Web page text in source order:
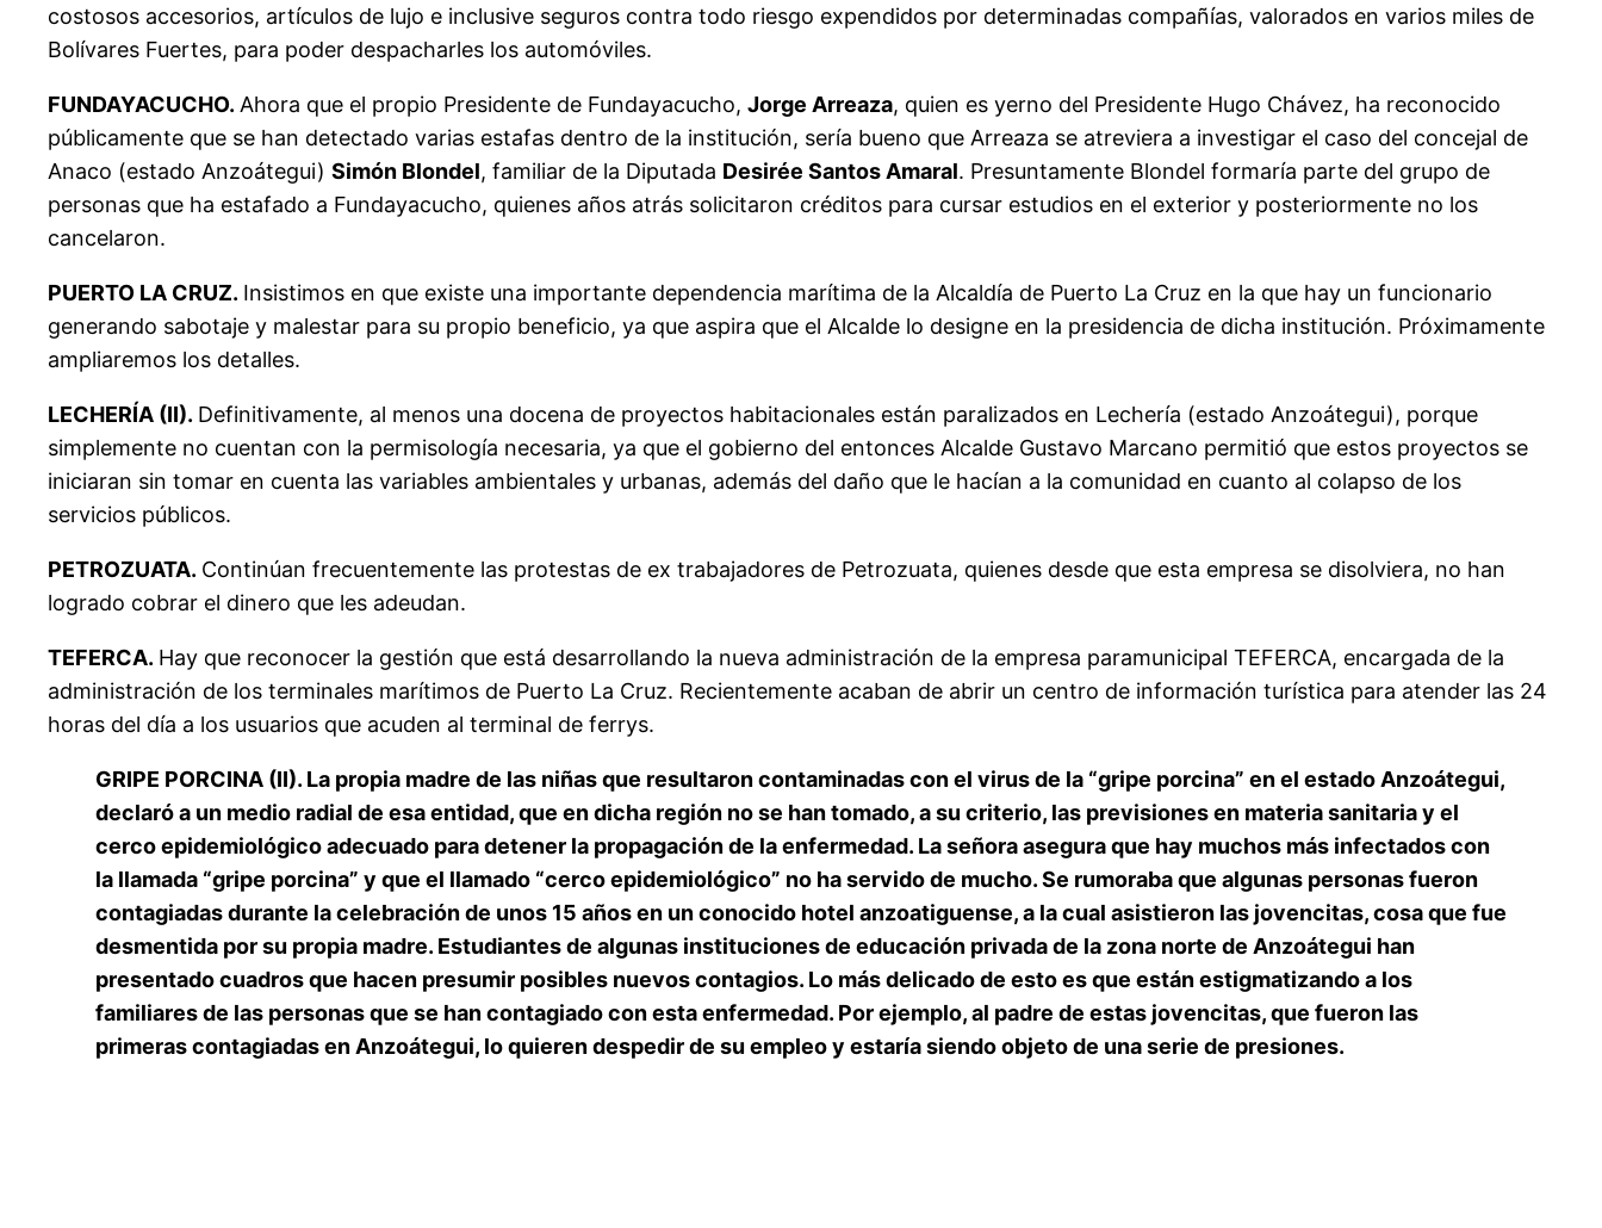
costosos accesorios, artículos de lujo e inclusive seguros contra todo riesgo expendidos por determinadas compañías, valorados en varios miles de
Bolívares Fuertes, para poder despacharles los automóviles.
FUNDAYACUCHO. Ahora que el propio Presidente de Fundayacucho, Jorge Arreaza, quien es yerno del Presidente Hugo Chávez, ha reconocido
públicamente que se han detectado varias estafas dentro de la institución, sería bueno que Arreaza se atreviera a investigar el caso del concejal de
Anaco (estado Anzoátegui) Simón Blondel, familiar de la Diputada Desirée Santos Amaral. Presuntamente Blondel formaría parte del grupo de
personas que ha estafado a Fundayacucho, quienes años atrás solicitaron créditos para cursar estudios en el exterior y posteriormente no los
cancelaron.
PUERTO LA CRUZ. Insistimos en que existe una importante dependencia marítima de la Alcaldía de Puerto La Cruz en la que hay un funcionario
generando sabotaje y malestar para su propio beneficio, ya que aspira que el Alcalde lo designe en la presidencia de dicha institución. Próximamente
ampliaremos los detalles.
LECHERÍA (II). Definitivamente, al menos una docena de proyectos habitacionales están paralizados en Lechería (estado Anzoátegui), porque
simplemente no cuentan con la permisología necesaria, ya que el gobierno del entonces Alcalde Gustavo Marcano permitió que estos proyectos se
iniciaran sin tomar en cuenta las variables ambientales y urbanas, además del daño que le hacían a la comunidad en cuanto al colapso de los
servicios públicos.
PETROZUATA. Continúan frecuentemente las protestas de ex trabajadores de Petrozuata, quienes desde que esta empresa se disolviera, no han
logrado cobrar el dinero que les adeudan.
TEFERCA. Hay que reconocer la gestión que está desarrollando la nueva administración de la empresa paramunicipal TEFERCA, encargada de la
administración de los terminales marítimos de Puerto La Cruz. Recientemente acaban de abrir un centro de información turística para atender las 24
horas del día a los usuarios que acuden al terminal de ferrys.
GRIPE PORCINA (II). La propia madre de las niñas que resultaron contaminadas con el virus de la “gripe porcina” en el estado Anzoátegui,
declaró a un medio radial de esa entidad, que en dicha región no se han tomado, a su criterio, las previsiones en materia sanitaria y el
cerco epidemiológico adecuado para detener la propagación de la enfermedad. La señora asegura que hay muchos más infectados con
la llamada “gripe porcina” y que el llamado “cerco epidemiológico” no ha servido de mucho. Se rumoraba que algunas personas fueron
contagiadas durante la celebración de unos 15 años en un conocido hotel anzoatiguense, a la cual asistieron las jovencitas, cosa que fue
desmentida por su propia madre. Estudiantes de algunas instituciones de educación privada de la zona norte de Anzoátegui han
presentado cuadros que hacen presumir posibles nuevos contagios. Lo más delicado de esto es que están estigmatizando a los
familiares de las personas que se han contagiado con esta enfermedad. Por ejemplo, al padre de estas jovencitas, que fueron las
primeras contagiadas en Anzoátegui, lo quieren despedir de su empleo y estaría siendo objeto de una serie de presiones.